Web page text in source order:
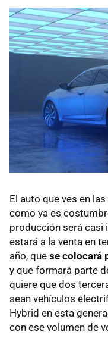
El auto que ves en
como ya es
producción será casi
estará a la venta en
año, que se colocará
y que formará parte
quiere que dos
sean vehículos
Hybrid en esta
con ese volumen de